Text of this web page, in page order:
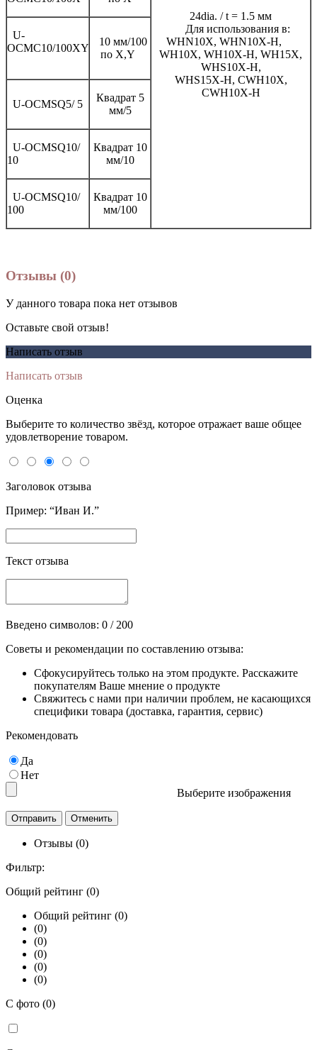
24dia. / t = 1.5 мм
Для использования в:
WHN10X, WHN10X-H,
WH10X, WH10X-H, WH15X,
WHS10X-H,
WHS15X-H, CWH10X,
CWH10X-H
U-
OCMC10/100XY
10 мм/100
по X,Y
U-OCMSQ5/ 5
Квадрат 5
мм/5
U-OCMSQ10/
10
Квадрат 10
мм/10
U-OCMSQ10/
100
Квадрат 10
мм/100
Отзывы (0)
У данного товара пока нет отзывов
Оставьте свой отзыв!
Написать отзыв
Написать отзыв
Оценка
Выберите то количество звёзд, которое отражает ваше общее
удовлетворение товаром.
Заголовок отзыва
Пример: “Иван И.”
Текст отзыва
Введено символов: 0 / 200
Советы и рекомендации по составлению отзыва:
Сфокусируйтесь только на этом продукте. Расскажите
покупателям Ваше мнение о продукте
Свяжитесь с нами при наличии проблем, не касающихся
специфики товара (доставка, гарантия, сервис)
Рекомендовать
Да
Нет
Выберите изображения
Отзывы (0)
Фильтр:
Общий рейтинг (0)
Общий рейтинг (0)
(0)
(0)
(0)
(0)
(0)
С фото (0)